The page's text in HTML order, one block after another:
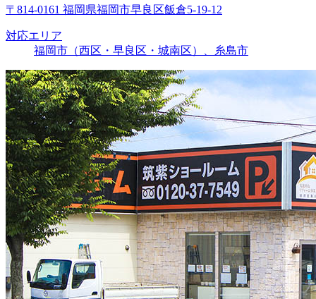
〒814-0161 福岡県福岡市早良区飯倉5-19-12
対応エリア
福岡市（西区・早良区・城南区）、糸島市